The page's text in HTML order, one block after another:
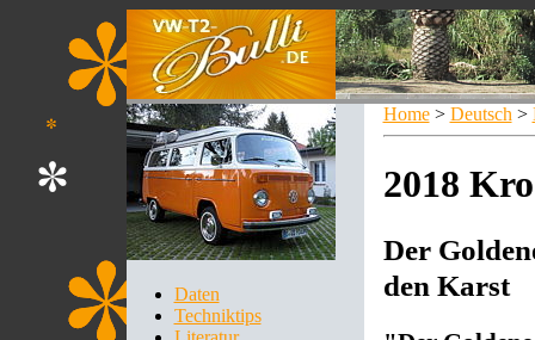
Daten
Techniktips
Home > Deutsch >
2018
Der
den Karst